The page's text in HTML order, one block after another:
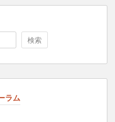
検索
ラム